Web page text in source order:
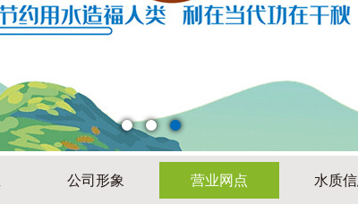
公司形象 营业网点 水质